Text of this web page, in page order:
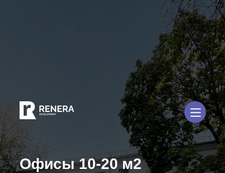
Офисы 10-20 м2